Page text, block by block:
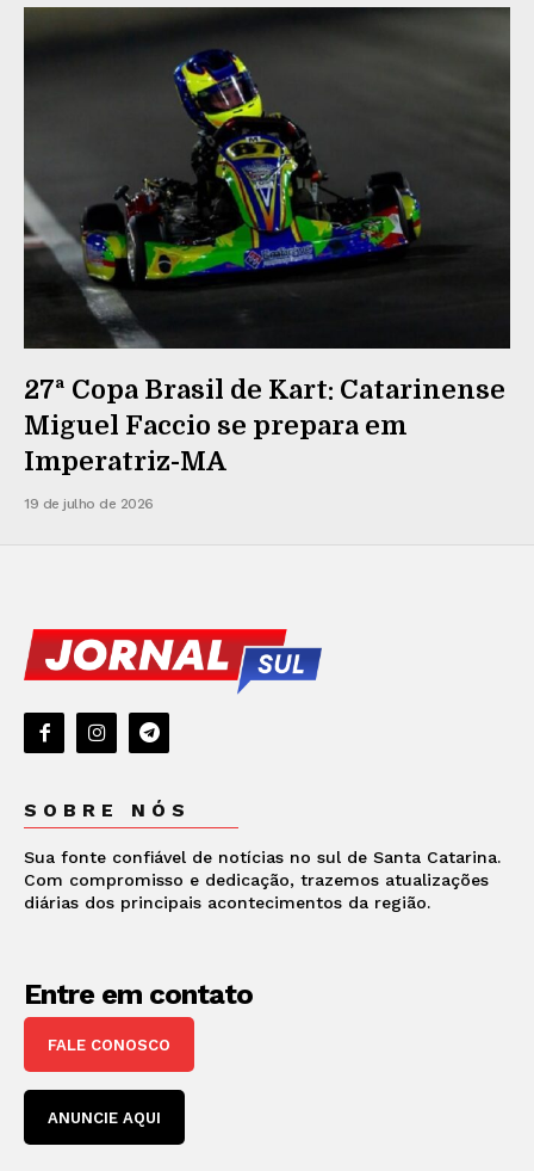
27ª Copa Brasil de Kart: Catarinense
Miguel Faccio se prepara em
Imperatriz-MA
19 de julho de 2026
SOBRE NÓS
Sua fonte confiável de notícias no sul de Santa Catarina.
Com compromisso e dedicação, trazemos atualizações
diárias dos principais acontecimentos da região.
Entre em contato
FALE CONOSCO
ANUNCIE AQUI